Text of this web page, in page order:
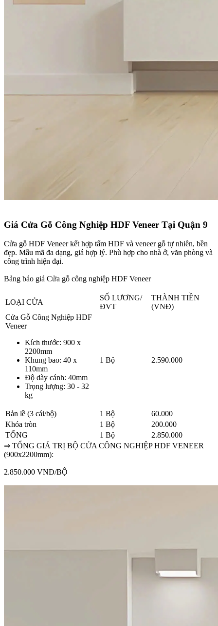
Giá Cửa Gỗ Công Nghiệp HDF Veneer Tại Quận 9​
Cửa gỗ HDF Veneer kết hợp tấm HDF và veneer gỗ tự nhiên, bền
đẹp. Mẫu mã đa dạng, giá hợp lý. Phù hợp cho nhà ở, văn phòng và
công trình hiện đại.
Bảng báo giá Cửa gỗ công nghiệp HDF Veneer
LOẠI CỬA
SỐ LƯƠNG/
ĐVT
THÀNH TIỀN
(VNĐ)
Cửa Gỗ Công Nghiệp HDF
Veneer
Kích thước: 900 x
2200mm
Khung bao: 40 x
110mm
Độ dày cánh: 40mm
Trọng lượng: 30 - 32
kg
1 Bộ 2.590.000
Bản lề (3 cái/bộ) 1 Bộ
60.000
Khóa tròn
1 Bộ
200.000
TỔNG
1 Bộ
2.850.000
⇒ TỔNG GIÁ TRỊ BỘ CỬA CÔNG NGHIỆP HDF VENEER
(900x2200mm):
2.850.000 VNĐ/BỘ